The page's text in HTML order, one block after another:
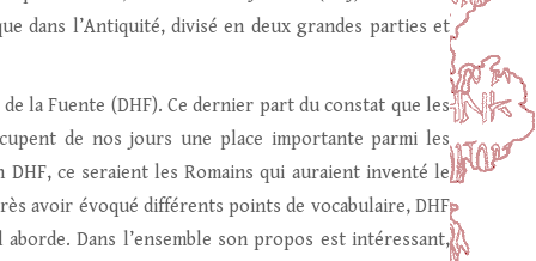
dans l’Antiquité, divisé en deux grandes parties et
la Fuente (DHF). Ce dernier part du constat que les
de nos jours une place importante parmi les
ce seraient les Romains qui auraient inventé le
avoir évoqué différents points de vocabulaire, DHF
Dans l’ensemble son propos est intéressant,